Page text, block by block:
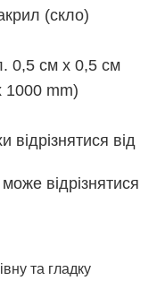
(скло)
0,5 см x 0,5 см
1000 mm)
відрізнятися від
відрізнятися
та гладку